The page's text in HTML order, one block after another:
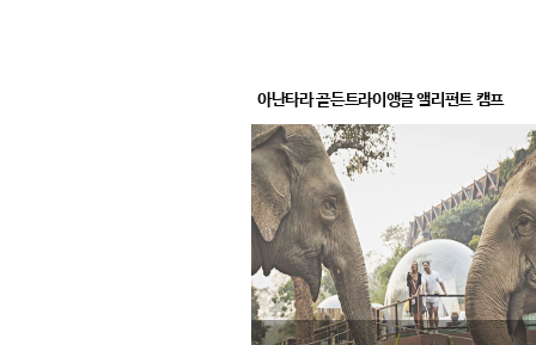
아난타라 골든트라이앵글 앨리펀트 캠프